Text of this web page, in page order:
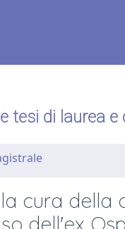
tesi di laurea
cura della
dell'ex